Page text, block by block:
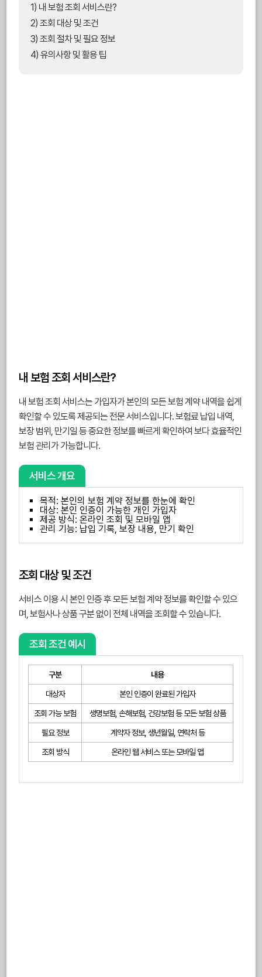
1) 내 보험 조회 서비스란?
2) 조회 대상 및 조건
3) 조회 절차 및 필요 정보
4) 유의사항 및 활용 팁
내 보험 조회 서비스란?
내 보험 조회 서비스는 가입자가 본인의 모든 보험 계약 내역을 쉽게
확인할 수 있도록 제공되는 전문 서비스입니다. 보험료 납입 내역,
보장 범위, 만기일 등 중요한 정보를 빠르게 확인하여 보다 효율적인
보험 관리가 가능합니다.
서비스 개요
목적: 본인의 보험 계약 정보를 한눈에 확인
대상: 본인 인증이 가능한 개인 가입자
제공 방식: 온라인 조회 및 모바일 앱
관리 기능: 납입 기록, 보장 내용, 만기 확인
조회 대상 및 조건
서비스 이용 시 본인 인증 후 모든 보험 계약 정보를 확인할 수 있으
며, 보험사나 상품 구분 없이 전체 내역을 조회할 수 있습니다.
조회 조건 예시
구분 내용
대상자 본인 인증이 완료된 가입자
조회 가능 보험 생명보험, 손해보험, 건강보험 등 모든 보험 상품
필요 정보 계약자 정보, 생년월일, 연락처 등
조회 방식 온라인 웹 서비스 또는 모바일 앱